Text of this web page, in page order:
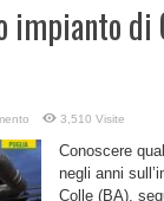
impianto
3,510 Visite
Conoscere
negli anni
Colle (BA),